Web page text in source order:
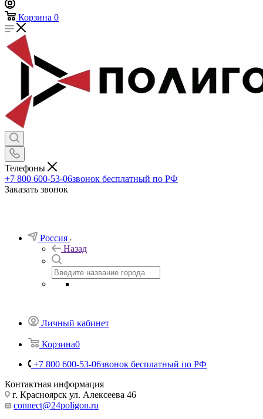
Корзина 0
Телефоны
+7 800 600-53-06звонок бесплатный по РФ
Заказать звонок
Россия
Назад
Личный кабинет
Корзина0
+7 800 600-53-06звонок бесплатный по РФ
Контактная информация
г. Красноярск ул. Алексеева 46
connect@24poligon.ru